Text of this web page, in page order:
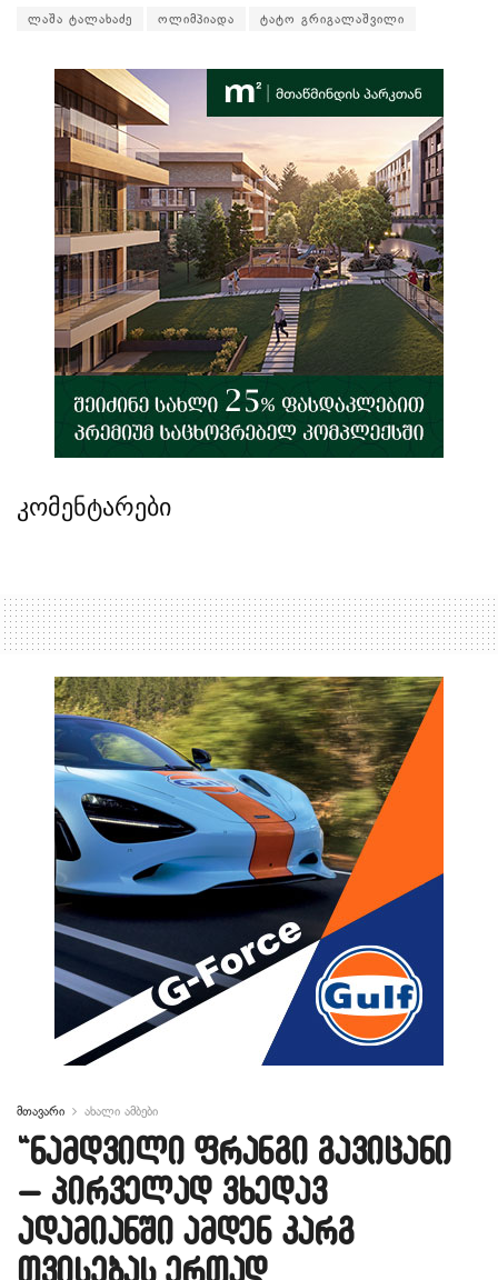
ლაშა ტალახაძე ოლიმპიადა ტატო გრიგალაშვილი
კომენტარები
მთავარი ახალი ამბები
“ნამდვილი ფრანგი გავიცანი
– პირველად ვხედავ
ადამიანში ამდენ კარგ
თვისებას ერთად